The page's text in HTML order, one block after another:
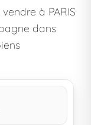
à PARIS
dans